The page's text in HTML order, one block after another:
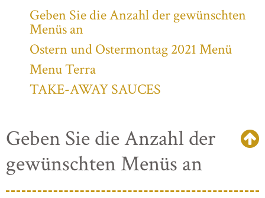
Geben Sie die Anzahl der gewünschten
Menüs an
Ostern und Ostermontag 2021 Menü
Menu Terra
TAKE-AWAY SAUCES
Geben Sie die Anzahl der
gewünschten Menüs an